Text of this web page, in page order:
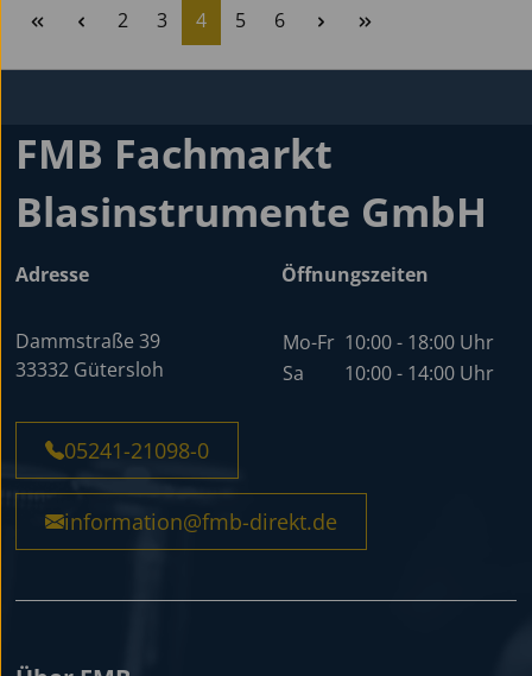
Seite
2 Seite
3 Seite
4 Seite
5 Seite
6
FMB Fachmarkt
Blasinstrumente GmbH
Adresse
Dammstraße 39
33332 Gütersloh
Öffnungszeiten
Mo-Fr 10:00 - 18:00 Uhr
Sa
10:00 - 14:00 Uhr
05241-21098-0
information@fmb-direkt.de